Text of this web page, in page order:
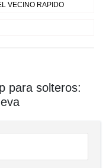
VECINO RAPIDO
para solteros: